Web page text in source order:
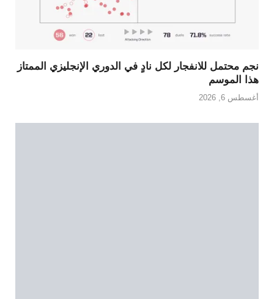
نجم محتمل للانفجار لكل نادٍ في الدوري الإنجليزي الممتاز
هذا الموسم
أغسطس 6, 2026